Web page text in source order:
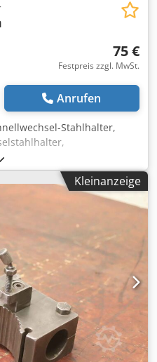
75 €
Festpreis zzgl. MwSt.
Anrufen
Stahlhalter,
Schnellwechsel-
Drehstahlhalter
Stahlhalter:
-Aufnahmeabmessungen:
mm -Auflagelänge: 230 mm
230/85/H150
Kleinanzeige